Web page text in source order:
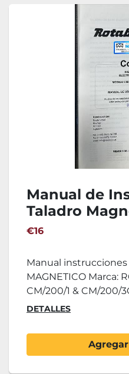
Manual de
Taladro
€16
Manual instrucciones
MAGNETICO Marca:
CM/200/1 & CM/200/
DETALLES